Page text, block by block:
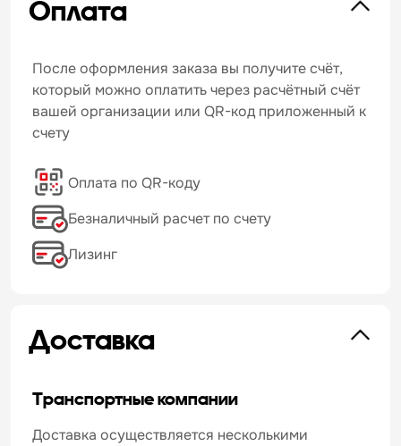
Оплата
После оформления заказа вы получите счёт,
который можно оплатить через расчётный счёт
вашей организации или QR-код приложенный к
счету
Оплата по QR-коду
Безналичный расчет по счету
Лизинг
Доставка
Транспортные компании
Доставка осуществляется несколькими